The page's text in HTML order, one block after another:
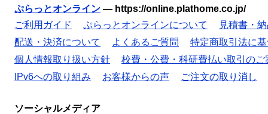
ぷらっとオンライン — https://online.plathome.co.jp/
ご利用ガイド
ぷらっとオンラインについて
見積書・
配送・決済について
よくあるご質問
特定商取引法に
個人情報取り扱い方針
校費・公費・科研費払い取引のご
IPv6への取り組み
お客様からの声 ご注文の取り消し
ソーシャルメディア